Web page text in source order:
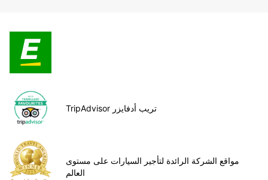
TripAdvisor تريب أدفايزر
مواقع الشركة الرائدة لتأجير السيارات على مستوى
العالم